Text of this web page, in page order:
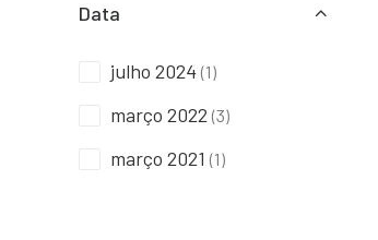
Data
julho 2024 (1)
março 2022 (3)
março 2021 (1)